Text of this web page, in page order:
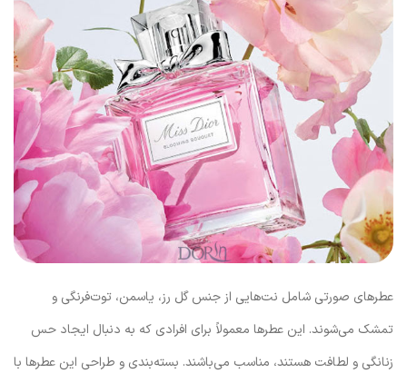
عطرهای صورتی شامل نت‌هایی از جنس گل رز، یاسمن، توت‌فرنگی و
تمشک می‌شوند. این عطرها معمولاً برای افرادی که به دنبال ایجاد حس
زنانگی و لطافت هستند، مناسب می‌باشند. بسته‌بندی و طراحی این عطرها با